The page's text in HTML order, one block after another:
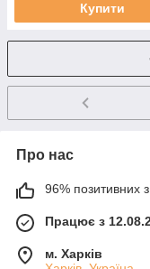
Купити
Про нас
96% позитивних з
Працює з
м. Харків